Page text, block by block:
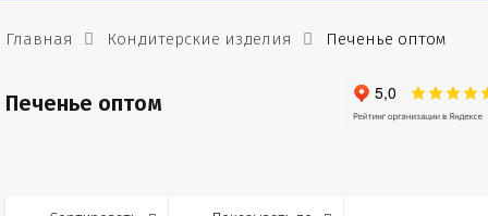
Главная Кондитерские изделия Печенье оптом
Печенье оптом